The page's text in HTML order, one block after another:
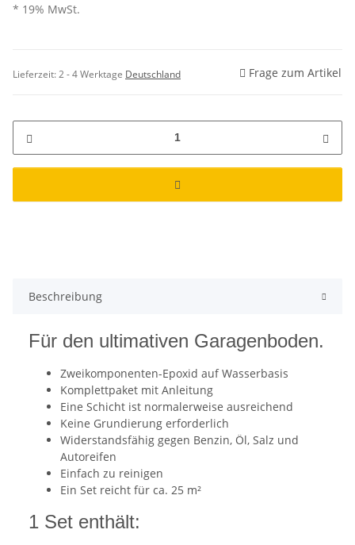
* 19% MwSt.
Lieferzeit:2 - 4 Werktage Deutschland Frage zum Artikel
Beschreibung
Für den ultimativen Garagenboden.
Zweikomponenten-Epoxid auf Wasserbasis
Komplettpaket mit Anleitung
Eine Schicht ist normalerweise ausreichend
Keine Grundierung erforderlich
Widerstandsfähig gegen Benzin, Öl, Salz und
Autoreifen
Einfach zu reinigen
Ein Set reicht für ca. 25 m²
1 Set enthält: